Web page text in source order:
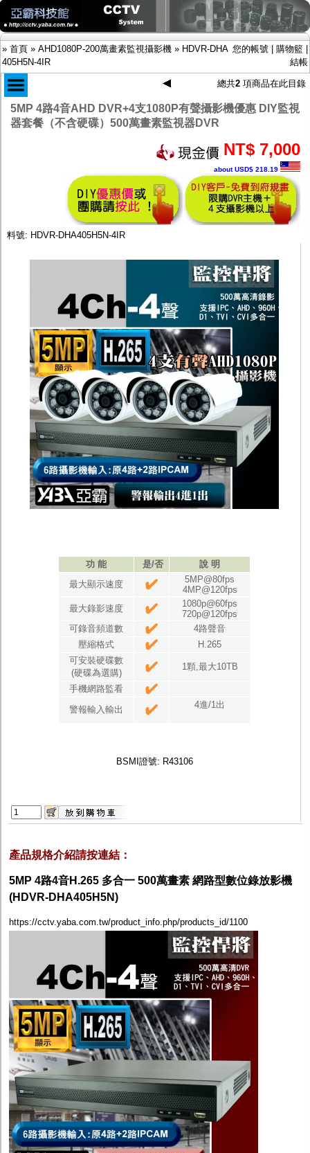
» 首頁 » AHD1080P-200萬畫素監視攝影機 » HDVR-DHA
405H5N-4IR
您的帳號 購物籃
結帳
商品目錄
限時促銷特惠專案
AHD中小型紅外線攝影機(適用騎樓、室內外)
AHD防護罩型攝影機(適用屋外，紅外線照射
AHD特殊功能型攝影機
旋轉型攝影機.旋轉台
鏡頭
多路攝影機單軸傳輸
監聽器.麥克風
網路設備
視訊轉換設備
雙絞線傳輸器
雜訊改善器
分配放大器
網路線用水晶頭
網路線
懶人線.同軸線.花線
線頭.插座.延長線.HDMI線
集線盒.防水盒.配線盒
變壓器.避雷器
轉接頭
偽裝嚇阻假監視器. 警示防盜貼紙
行車紀錄器.車用插座配件
總共2 項商品在此目錄
5MP 4路4音AHD DVR+4支1080P有聲攝影機優惠 DIY監視
器套餐（不含硬碟）500萬畫素監視器DVR
NT$ 7,000
about USD$ 218.19
料號: HDVR-DHA405H5N-4IR
功 能 是/否
說 明
最大顯示速度
5MP@80fps
4MP@120fps
最大錄影速度
1080p@60fps
720p@120fps
可錄音頻道數
4路聲音
壓縮格式
H.265
可安裝硬碟數
(硬碟為選購)
1顆,最大10TB
手機網路監看
警報輸入輸出
4進/1出
BSMI證號: R43106
產品規格介紹請按連結：
5MP 4路4音H.265 多合一 500萬畫素 網路型數位錄放影機
(HDVR-DHA405H5N)
https://cctv.yaba.com.tw/product_info.php/products_id/1100